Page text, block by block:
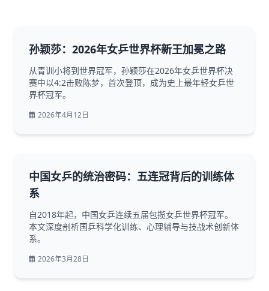
孙颖莎：2026年女乒世界杯新王加冕之路
从青训小将到世界冠军，孙颖莎在2026年女乒世界杯决
赛中以4:2击败陈梦，首次登顶，成为史上最年轻女乒世
界杯冠军。
2026年4月12日
中国女乒的统治密码：五连冠背后的训练体
系
自2018年起，中国女乒连续五届包揽女乒世界杯冠军。
本文深度剖析国乒科学化训练、心理辅导与技战术创新体
系。
2026年3月28日